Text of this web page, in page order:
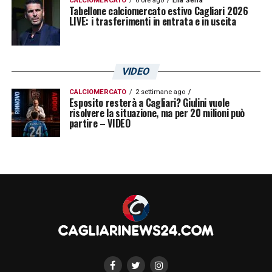
decisioni prese da chi vuole fare il
protagonista inutilmente
LA PLAYLIST DELLE NOSTRE TOP NEWS
Tabellone calciomercato estivo Cagliari 2026
LIVE: i trasferimenti in entrata e in uscita
VIDEO
CALCIOMERCATO 2 settimane ago
Esposito resterà a Cagliari? Giulini vuole
risolvere la situazione, ma per 20 milioni può
partire – VIDEO